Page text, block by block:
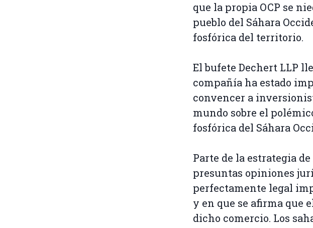
que la propia OCP se
pueblo del Sáhara
fosfórica del territorio.
El bufete Dechert LLP
compañía ha estado
convencer a
mundo sobre el
fosfórica del Sáhara
Parte de la estrategia
presuntas opiniones
perfectamente legal
y en que se afirma que
dicho comercio. Los